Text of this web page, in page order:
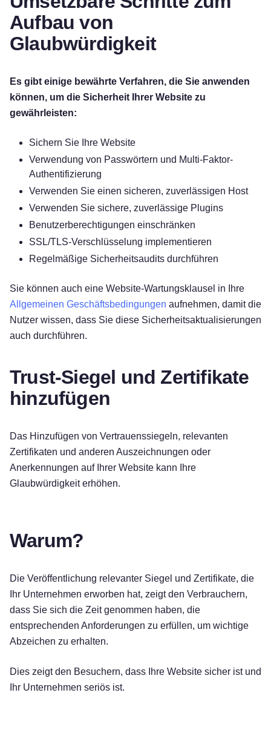
Aufbau von
Glaubwürdigkeit
Es gibt einige bewährte Verfahren, die Sie anwenden
können, um die Sicherheit Ihrer Website zu
gewährleisten:
Sichern Sie Ihre Website
Verwendung von Passwörtern und Multi-Faktor-
Authentifizierung
Verwenden Sie einen sicheren, zuverlässigen Host
Verwenden Sie sichere, zuverlässige Plugins
Benutzerberechtigungen einschränken
SSL/TLS-Verschlüsselung implementieren
Regelmäßige Sicherheitsaudits durchführen
Sie können auch eine Website-Wartungsklausel in Ihre
Allgemeinen Geschäftsbedingungen aufnehmen, damit die
Nutzer wissen, dass Sie diese Sicherheitsaktualisierungen
auch durchführen.
Trust-Siegel und Zertifikate
hinzufügen
Das Hinzufügen von Vertrauenssiegeln, relevanten
Zertifikaten und anderen Auszeichnungen oder
Anerkennungen auf Ihrer Website kann Ihre
Glaubwürdigkeit erhöhen.
Warum?
Die Veröffentlichung relevanter Siegel und Zertifikate, die
Ihr Unternehmen erworben hat, zeigt den Verbrauchern,
dass Sie sich die Zeit genommen haben, die
entsprechenden Anforderungen zu erfüllen, um wichtige
Abzeichen zu erhalten.
Dies zeigt den Besuchern, dass Ihre Website sicher ist und
Ihr Unternehmen seriös ist.